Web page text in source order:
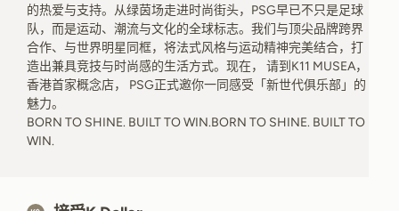
的热爱与支持。从绿茵场走进时尚街头，PSG早已不只是足球
队，而是运动、潮流与文化的全球标志。我们与顶尖品牌跨界
合作、与世界明星同框，将法式风格与运动精神完美结合，打
造出兼具竞技与时尚感的生活方式。现在， 请到K11 MUSEA，
香港首家概念店， PSG正式邀你一同感受「新世代俱乐部」的
魅力。
BORN TO SHINE. BUILT TO WIN.BORN TO SHINE. BUILT TO
WIN.